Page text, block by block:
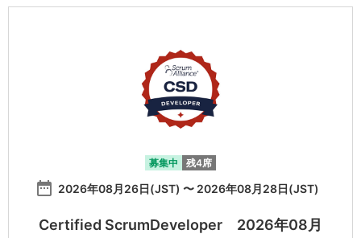
募集中 残4席
date_range 2026年08月26日(JST) 〜 2026年08月28日(JST)
Certified ScrumDeveloper 2026年08月